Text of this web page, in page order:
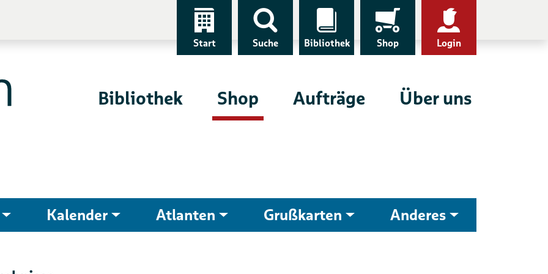
Start Suche Bibliothek Shop Login
Bibliothek Shop Aufträge Über uns
Kalender Atlanten Grußkarten Anderes